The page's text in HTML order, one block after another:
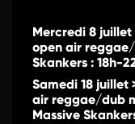
Mercredi 8 juillet
open air
Skankers : 18h-
Samedi 18 juillet
air reggae/dub
Massive